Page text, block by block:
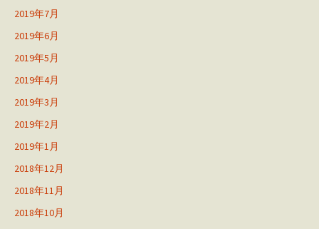
2019年7月
2019年6月
2019年5月
2019年4月
2019年3月
2019年2月
2019年1月
2018年12月
2018年11月
2018年10月